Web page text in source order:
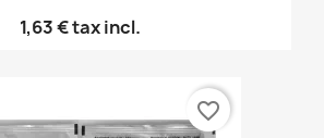
1,63 €tax incl.
favorite_border